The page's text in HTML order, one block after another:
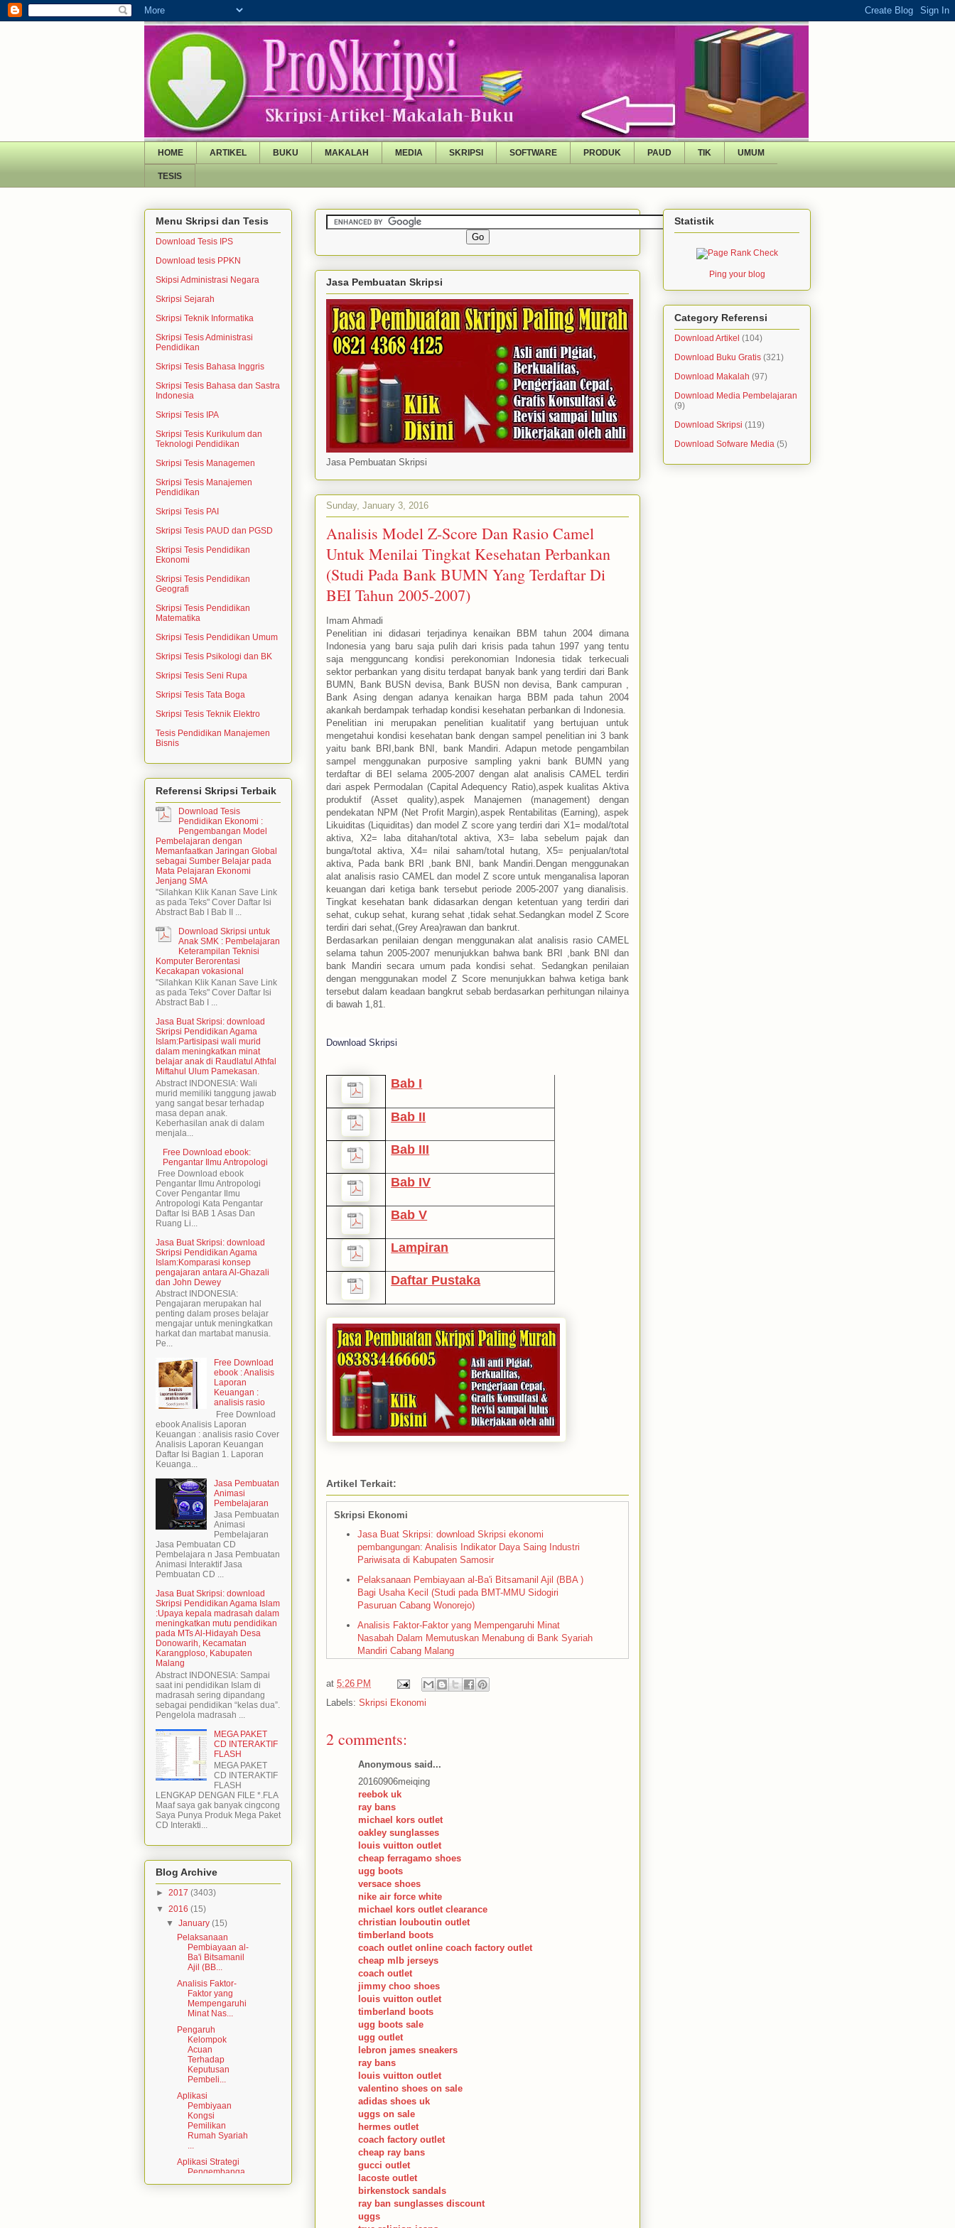
HOME ARTIKEL BUKU MAKALAH MEDIA SKRIPSI SOFTWARE PRODUK PAUD TIK UMUM
TESIS
Jasa Pembuatan Skripsi
Jasa Pembuatan Skripsi
Sunday, January 3, 2016
Analisis Model Z-Score Dan Rasio Camel
Untuk Menilai Tingkat Kesehatan Perbankan
(Studi Pada Bank BUMN Yang Terdaftar Di
BEI Tahun 2005-2007)
Imam Ahmadi
Penelitian ini didasari terjadinya kenaikan BBM tahun 2004 dimana
Indonesia yang baru saja pulih dari krisis pada tahun 1997 yang tentu
saja mengguncang kondisi perekonomian Indonesia tidak terkecuali
sektor perbankan yang disitu terdapat banyak bank yang terdiri dari Bank
BUMN, Bank BUSN devisa, Bank BUSN non devisa, Bank campuran ,
Bank Asing dengan adanya kenaikan harga BBM pada tahun 2004
akankah berdampak terhadap kondisi kesehatan perbankan di Indonesia.
Penelitian ini merupakan penelitian kualitatif yang bertujuan untuk
mengetahui kondisi kesehatan bank dengan sampel penelitian ini 3 bank
yaitu bank BRI,bank BNI, bank Mandiri. Adapun metode pengambilan
sampel menggunakan purposive sampling yakni bank BUMN yang
terdaftar di BEI selama 2005-2007 dengan alat analisis CAMEL terdiri
dari aspek Permodalan (Capital Adequency Ratio),aspek kualitas Aktiva
produktif (Asset quality),aspek Manajemen (management) dengan
pendekatan NPM (Net Profit Margin),aspek Rentabilitas (Earning), aspek
Likuiditas (Liquiditas) dan model Z score yang terdiri dari X1= modal/total
aktiva, X2= laba ditahan/total aktiva, X3= laba sebelum pajak dan
bunga/total aktiva, X4= nilai saham/total hutang, X5= penjualan/total
aktiva, Pada bank BRI ,bank BNI, bank Mandiri.Dengan menggunakan
alat analisis rasio CAMEL dan model Z score untuk menganalisa laporan
keuangan dari ketiga bank tersebut periode 2005-2007 yang dianalisis.
Tingkat kesehatan bank didasarkan dengan ketentuan yang terdiri dari
sehat, cukup sehat, kurang sehat ,tidak sehat.Sedangkan model Z Score
terdiri dari sehat,(Grey Area)rawan dan bankrut.
Berdasarkan penilaian dengan menggunakan alat analisis rasio CAMEL
selama tahun 2005-2007 menunjukkan bahwa bank BRI ,bank BNI dan
bank Mandiri secara umum pada kondisi sehat. Sedangkan penilaian
dengan menggunakan model Z Score menunjukkan bahwa ketiga bank
tersebut dalam keadaan bangkrut sebab berdasarkan perhitungan nilainya
di bawah 1,81.
Download Skripsi
Bab I
Bab II
Bab III
Bab IV
Bab V
Lampiran
Daftar Pustaka
Artikel Terkait:
Skripsi Ekonomi
Jasa Buat Skripsi: download Skripsi ekonomi
pembangungan: Analisis Indikator Daya Saing Industri
Pariwisata di Kabupaten Samosir
Pelaksanaan Pembiayaan al-Ba'i Bitsamanil Ajil (BBA )
Bagi Usaha Kecil (Studi pada BMT-MMU Sidogiri
Pasuruan Cabang Wonorejo)
Analisis Faktor-Faktor yang Mempengaruhi Minat
Nasabah Dalam Memutuskan Menabung di Bank Syariah
Mandiri Cabang Malang
Pembelian handphone Nokia (Survei pada konsumen
Aplikasi Strategi Pengembangan Produk dalam
Meningkatkan Volume Penjualan (Studi Kasus pada PT
Aplikasi Pembiayaan Mudharabah Dalam Meningkatkan
Profitabilitas PT. BPRS Bumi Rinjani Batu
Internalisasi Etika Bisnis Islam Dalam Komunikasi
Pemasaran (Studi Pada PT TELKOM Kandatel Malang)
Analisis profitabilitas baitul maal wa tamwil periode 2003-
2004(studi pada BMT MUU pasuruhan cabang wonorejo)
Merchandising Sebagai Alat Komunikasi Pemasaran
Produk Nestle (Studi pada PT. Padma Tirta Wisesa
distributor Nestle Cabang Malang)
at 5:26 PM
Labels: Skripsi Ekonomi
2 comments:
Anonymous said...
20160906meiqing
reebok uk
ray bans
michael kors outlet
oakley sunglasses
louis vuitton outlet
cheap ferragamo shoes
ugg boots
versace shoes
nike air force white
michael kors outlet clearance
christian louboutin outlet
timberland boots
coach outlet online coach factory outlet
cheap mlb jerseys
coach outlet
jimmy choo shoes
louis vuitton outlet
timberland boots
ugg boots sale
ugg outlet
lebron james sneakers
ray bans
louis vuitton outlet
valentino shoes on sale
adidas shoes uk
uggs on sale
hermes outlet
coach factory outlet
cheap ray bans
gucci outlet
lacoste outlet
birkenstock sandals
ray ban sunglasses discount
uggs
Menu Skripsi dan Tesis
Download Tesis IPS
Download tesis PPKN
Skipsi Administrasi Negara
Skripsi Sejarah
Skripsi Teknik Informatika
Skripsi Tesis Administrasi
Pendidikan
Skripsi Tesis Bahasa Inggris
Skripsi Tesis Bahasa dan Sastra
Indonesia
Skripsi Tesis IPA
Skripsi Tesis Kurikulum dan
Teknologi Pendidikan
Skripsi Tesis Managemen
Skripsi Tesis Manajemen
Pendidikan
Skripsi Tesis PAI
Skripsi Tesis PAUD dan PGSD
Skripsi Tesis Pendidikan
Ekonomi
Skripsi Tesis Pendidikan
Geografi
Skripsi Tesis Pendidikan
Matematika
Skripsi Tesis Pendidikan Umum
Skripsi Tesis Psikologi dan BK
Skripsi Tesis Seni Rupa
Skripsi Tesis Tata Boga
Skripsi Tesis Teknik Elektro
Tesis Pendidikan Manajemen
Bisnis
Referensi Skripsi Terbaik
Download Tesis
Pendidikan Ekonomi :
Pengembangan Model
Pembelajaran dengan
Memanfaatkan Jaringan Global
sebagai Sumber Belajar pada
Mata Pelajaran Ekonomi
Jenjang SMA
"Silahkan Klik Kanan Save Link
as pada Teks" Cover Daftar Isi
Abstract Bab I Bab II ...
Download Skripsi untuk
Anak SMK : Pembelajaran
Keterampilan Teknisi
Komputer Berorentasi
Kecakapan vokasional
"Silahkan Klik Kanan Save Link
as pada Teks" Cover Daftar Isi
Abstract Bab I ...
Jasa Buat Skripsi: download
Skripsi Pendidikan Agama
Islam:Partisipasi wali murid
dalam meningkatkan minat
belajar anak di Raudlatul Athfal
Miftahul Ulum Pamekasan.
Abstract INDONESIA: Wali
murid memiliki tanggung jawab
yang sangat besar terhadap
masa depan anak.
Keberhasilan anak di dalam
menjala...
Free Download ebook:
Pengantar Ilmu Antropologi
Free Download ebook
Pengantar Ilmu Antropologi
Cover Pengantar Ilmu
Antropologi Kata Pengantar
Daftar Isi BAB 1 Asas Dan
Ruang Li...
Jasa Buat Skripsi: download
Skripsi Pendidikan Agama
Islam:Komparasi konsep
pengajaran antara Al-Ghazali
dan John Dewey
Abstract INDONESIA:
Pengajaran merupakan hal
penting dalam proses belajar
mengajar untuk meningkatkan
harkat dan martabat manusia.
Pe...
Free Download
ebook : Analisis
Laporan
Keuangan :
analisis rasio
Free Download
ebook Analisis Laporan
Keuangan : analisis rasio Cover
Analisis Laporan Keuangan
Daftar Isi Bagian 1. Laporan
Keuanga...
Jasa Pembuatan
Animasi
Pembelajaran
Jasa Pembuatan
Animasi
Pembelajaran
Jasa Pembuatan CD
Pembelajara n Jasa Pembuatan
Animasi Interaktif Jasa
Pembuatan CD ...
Jasa Buat Skripsi: download
Skripsi Pendidikan Agama Islam
:Upaya kepala madrasah dalam
meningkatkan mutu pendidikan
pada MTs Al-Hidayah Desa
Donowarih, Kecamatan
Karangploso, Kabupaten
Malang
Abstract INDONESIA: Sampai
saat ini pendidikan Islam di
madrasah sering dipandang
sebagai pendidikan “kelas dua”.
Pengelola madrasah ...
MEGA PAKET
CD INTERAKTIF
FLASH
MEGA PAKET
CD INTERAKTIF
FLASH
LENGKAP DENGAN FILE *.FLA
Maaf saya gak banyak cingcong
Saya Punya Produk Mega Paket
CD Interakti...
Blog Archive
► 2017 (3403)
▼ 2016 (15)
▼January(15)
Pelaksanaan
Pembiayaan al-
Ba'i Bitsamanil
Ajil (BB...
Analisis Faktor-
Faktor yang
Mempengaruhi
Minat Nas...
Pengaruh
Kelompok
Acuan
Terhadap
Keputusan
Pembeli...
Aplikasi
Pembiyaan
Kongsi
Pemilikan
Rumah Syariah
...
Aplikasi Strategi
Pengembanga
n Produk dalam
Statistik
Ping your blog
Category Referensi
Download Artikel (104)
Download Buku Gratis (321)
Download Makalah (97)
Download Media Pembelajaran
(9)
Download Skripsi (119)
Download Sofware Media (5)